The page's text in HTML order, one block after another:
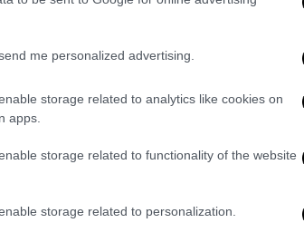
me personalized advertising.
storage related to analytics like cookies on
apps.
storage related to functionality of the website
storage related to personalization.
αν συνοδευτεί από
πολύ εύκολα στο σπίτι με